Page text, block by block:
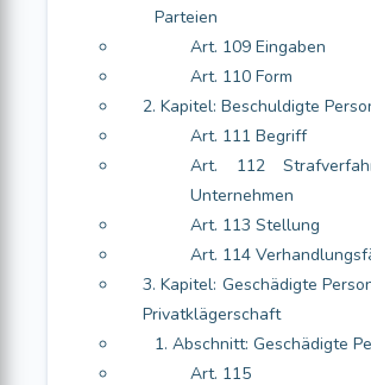
Parteien
Art. 109 Eingaben
Art. 110 Form
2. Kapitel: Beschuldigte
Art. 111 Begriff
Art. 112
Unternehmen
Art. 113 Stellung
Art. 114
3. Kapitel: Geschädigte
Privatklägerschaft
1. Abschnitt: Geschädigte
Art. 115